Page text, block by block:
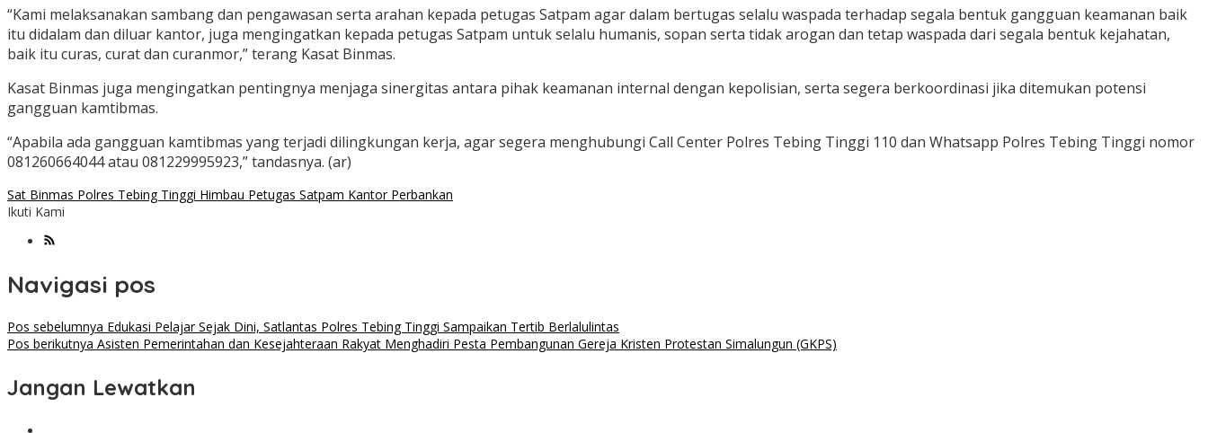
“Kami melaksanakan sambang dan pengawasan serta arahan kepada petugas Satpam agar dalam bertugas selalu waspada terhadap segala bentuk gangguan keamanan baik
itu didalam dan diluar kantor, juga mengingatkan kepada petugas Satpam untuk selalu humanis, sopan serta tidak arogan dan tetap waspada dari segala bentuk kejahatan,
baik itu curas, curat dan curanmor,” terang Kasat Binmas.
Kasat Binmas juga mengingatkan pentingnya menjaga sinergitas antara pihak keamanan internal dengan kepolisian, serta segera berkoordinasi jika ditemukan potensi
gangguan kamtibmas.
“Apabila ada gangguan kamtibmas yang terjadi dilingkungan kerja, agar segera menghubungi Call Center Polres Tebing Tinggi 110 dan Whatsapp Polres Tebing Tinggi nomor
081260664044 atau 081229995923,” tandasnya. (ar)
Sat Binmas Polres Tebing Tinggi Himbau Petugas Satpam Kantor Perbankan
Ikuti Kami
Navigasi pos
Pos sebelumnya Edukasi Pelajar Sejak Dini, Satlantas Polres Tebing Tinggi Sampaikan Tertib Berlalulintas
Pos berikutnya Asisten Pemerintahan dan Kesejahteraan Rakyat Menghadiri Pesta Pembangunan Gereja Kristen Protestan Simalungun (GKPS)
Jangan Lewatkan